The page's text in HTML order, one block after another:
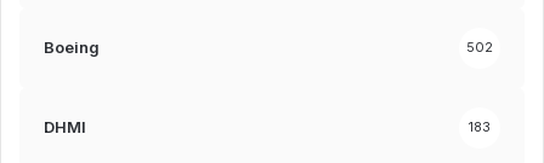
Boeing 502
DHMI 183